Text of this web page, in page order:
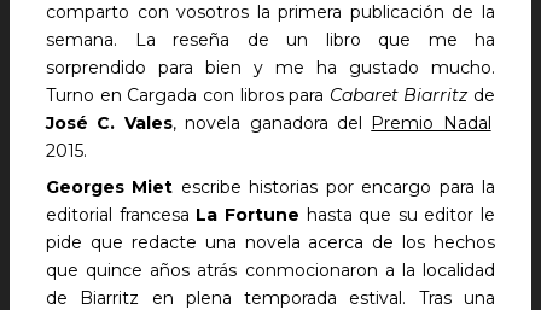
comparto con vosotros la primera publicación de la
semana. La reseña de un libro que me ha
sorprendido para bien y me ha gustado mucho.
Turno en Cargada con libros para Cabaret Biarritz de
José C. Vales, novela ganadora del Premio Nadal
2015.
Georges Miet escribe historias por encargo para la
editorial francesa La Fortune hasta que su editor le
pide que redacte una novela acerca de los hechos
que quince años atrás conmocionaron a la localidad
de Biarritz en plena temporada estival. Tras una